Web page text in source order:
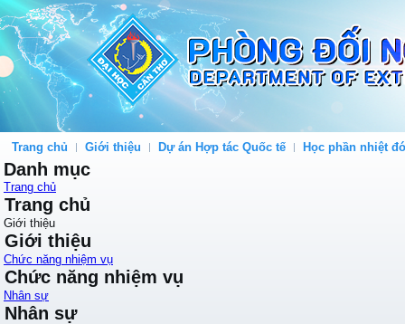
Trang chủ Giới thiệu Dự án Hợp tác Quốc tế Học phần nhiệt
Danh mục
Trang chủ
Trang chủ
Giới thiệu
Giới thiệu
Chức năng nhiệm vụ
Chức năng nhiệm vụ
Nhân sự
Nhân sự